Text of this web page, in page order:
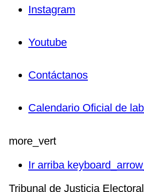
Instagram
Youtube
Contáctanos
Calendario Oficial de
more_vert
Ir arriba
Tribunal de Justicia